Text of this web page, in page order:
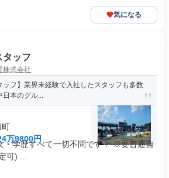
気になる
タッフ
株式会社
ッフ】業界未経験で入社したスタッフも多数
日本のグル...
町
万9800円
・学歴すべて一切不問です！ ※要普通自
可) ...